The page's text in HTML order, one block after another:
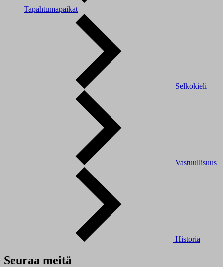
Tapahtumapaikat
Selkokieli
Vastuullisuus
Historia
Seuraa meitä